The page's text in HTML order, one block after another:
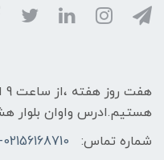
هستیم.ادرس واوان بلوار
شماره تماس:
02156168710----09376779107